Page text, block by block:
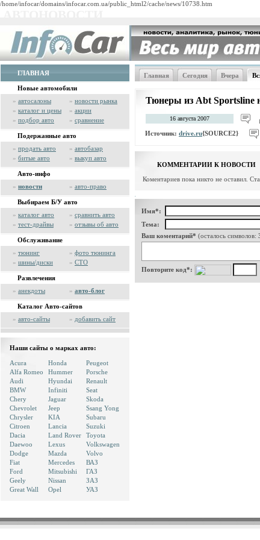
/home/infocar/domains/infocar.com.ua/public_html2/cache/news/10738.htm
ГЛАВНАЯ
Новые автомобили
» автосалоны » новости рынка
» каталог и цены » акции
» подбор авто » сравнение
Подержанные авто
» продать авто » автобазар
» битые авто » выкуп авто
Авто-инфо
» новости » авто-право
Выбираем Б/У авто
» каталог авто » сравнить авто
» тест-драйвы » отзывы об авто
Обслуживание
» тюнинг » фото тюнинга
» шины/диски » СТО
Развлечения
» анекдоты » авто-блог
Каталог Авто-сайтов
» авто-сайты » добавить сайт
Наши сайты о марках авто:
Acura
Alfa Romeo
Audi
BMW
Chery
Chevrolet
Chrysler
Citroen
Dacia
Daewoo
Dodge
Fiat
Ford
Geely
Great Wall
Honda
Hummer
Hyundai
Infiniti
Jaguar
Jeep
KIA
Lancia
Land Rover
Lexus
Mazda
Mercedes
Mitsubishi
Nissan
Opel
Peugeot
Porsche
Renault
Seat
Skoda
Ssang Yong
Subaru
Suzuki
Toyota
Volkswagen
Volvo
ВАЗ
ГАЗ
ЗАЗ
УАЗ
Главная Сегодня Вчера
Тюнеры из Abt Sportsline
16 августа 2007
Источник: drive.ru{SOURCE2}
КОММЕНТАРИИ К НОВОСТИ
Коментариев пока никто не оставил.
Имя*:
Тема:
Ваш коментарий* (осталось символов:
Повторите код*: